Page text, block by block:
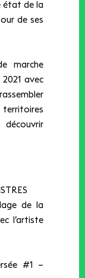
état de la
de ses
marche
avec
territoires
de la
l’artiste
#1 –